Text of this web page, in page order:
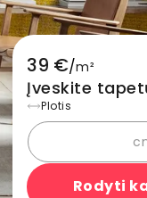
39 €/m²
Įveskite
Plotis
Rodyti